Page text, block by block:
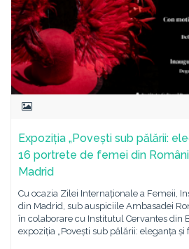
Expoziția „Povești sub pălării:
16 portrete de femei din
Madrid
Cu ocazia Zilei Internaționale a Femeii,
din Madrid, sub auspiciile Ambasadei
în colaborare cu Institutul Cervantes din
expoziția „Povești sub pălării: eleganța